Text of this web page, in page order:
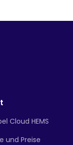
Cloud HEMS
und Preise